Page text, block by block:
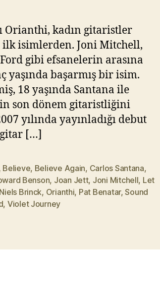
ıl
a
z
Orianthi, kadın gitaristler
isimlerden. Joni Mitchell,
gibi efsanelerin arasına
yaşında başarmış bir isim.
18 yaşında Santana ile
son dönem gitaristliğini
yılında yayınladığı debut
[…]
Believe, Believe Again, Carlos Santana,
Benson, Joan Jett, Joni Mitchell, Let
Niels Brinck, Orianthi, Pat Benatar,Sound
, Violet Journey